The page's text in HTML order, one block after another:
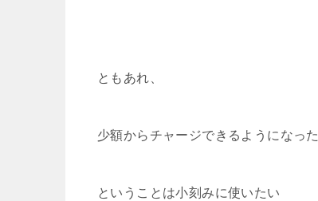
ともあれ、
少額からチャージできるようになった
ということは小刻みに使いたい